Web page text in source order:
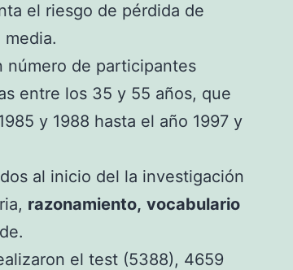
el riesgo de pérdida de
número de participantes
entre los 35 y 55 años, que
y 1988 hasta el año 1997 y
al inicio del la investigación
razonamiento, vocabulario
el test (5388), 4659